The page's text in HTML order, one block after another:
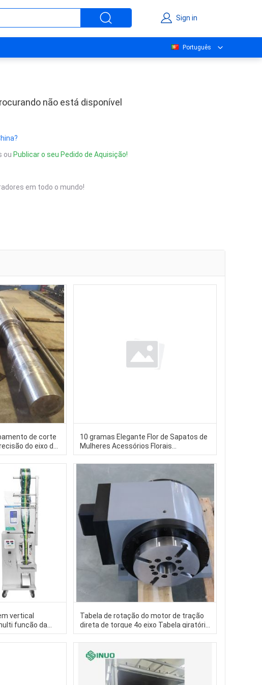
Sign in
Português
não está disponível
ou Publicar o seu Pedido de Aquisição!
em todo o mundo!
de corte
do eixo do
10mm-
10 gramas Elegante Flor de Sapatos de
Mulheres Acessórios Florais
Decorativos Perfeitos para Adicionar
Elegança e Estilo aos Sapatos de
vertical
função da
do grânulo
Tabela de rotação do motor de tração
direta de torque 4o eixo Tabela giratória
de precisão Tabela rotativa